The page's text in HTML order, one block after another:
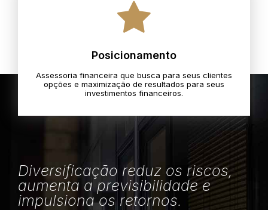
Posicionamento
Assessoria financeira que busca para seus clientes
opções e maximização de resultados para seus
investimentos financeiros.
Diversificação reduz os riscos,
aumenta a previsibilidade e
impulsiona os retornos.